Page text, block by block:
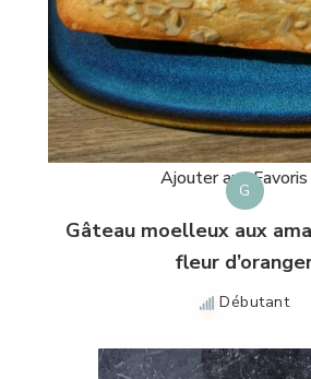
Ajouter aux Favoris
G
Gâteau moelleux aux
fleur
Débutant